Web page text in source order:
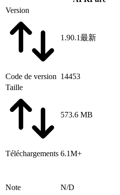
Version
1.90.1最新
Code de version 14453
Taille
573.6 MB
Téléchargements 6.1M+
Note N/D